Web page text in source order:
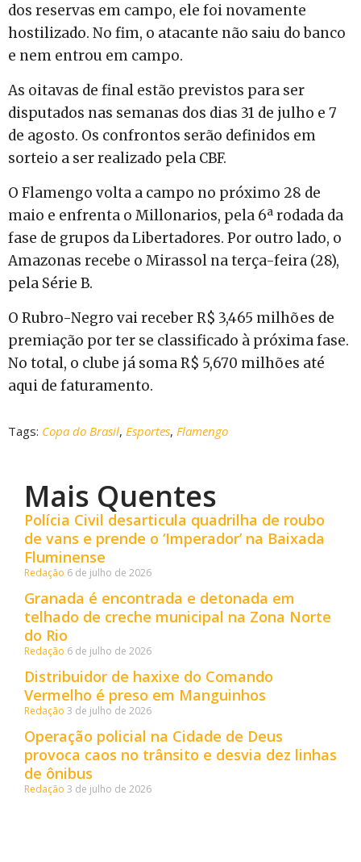
dos reservas em campo, ele foi novamente
hostilizado. No fim, o atacante não saiu do banco
e nem entrou em campo.
As oitavas de final estão previstos para ser
disputados nas semanas dos dias 31 de julho e 7
de agosto. Os confrontos serão definidos em
sorteio a ser realizado pela CBF.
O Flamengo volta a campo no próximo 28 de
maio e enfrenta o Millonarios, pela 6ª rodada da
fase de grupos da Libertadores. Por outro lado, o
Amazonas recebe o Mirassol na terça-feira (28),
pela Série B.
O Rubro-Negro vai receber R$ 3,465 milhões de
premiação por ter se classificado à próxima fase.
No total, o clube já soma R$ 5,670 milhões até
aqui de faturamento.
Tags: Copa do Brasil, Esportes, Flamengo
Mais Quentes
Polícia Civil desarticula quadrilha de roubo
de vans e prende o ‘Imperador’ na Baixada
Fluminense
Redação 6 de julho de 2026
Granada é encontrada e detonada em
telhado de creche municipal na Zona Norte
do Rio
Redação 6 de julho de 2026
Distribuidor de haxixe do Comando
Vermelho é preso em Manguinhos
Redação 3 de julho de 2026
Operação policial na Cidade de Deus
provoca caos no trânsito e desvia dez linhas
de ônibus
Redação 3 de julho de 2026